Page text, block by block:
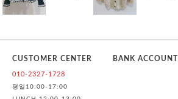
CUSTOMER CENTER
010-2327-1728
평일10:00-17:00
BANK ACCOUNT